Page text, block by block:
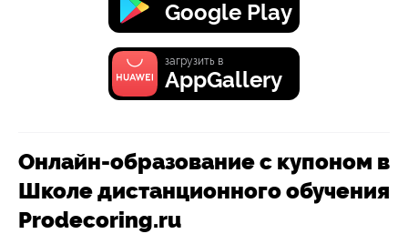
Google Play
загрузить в
AppGallery
Онлайн-образование с купоном в
Школе дистанционного обучения
Prodecoring.ru